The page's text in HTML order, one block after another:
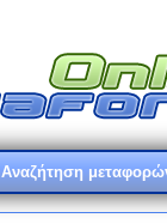
Αναζήτηση